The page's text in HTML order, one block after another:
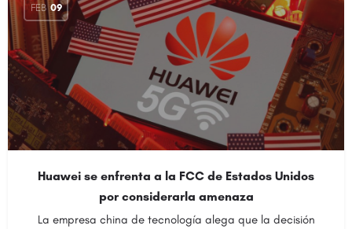
FEB 09
Huawei se enfrenta a la FCC de Estados Unidos
por considerarla amenaza
La empresa china de tecnología alega que la decisión